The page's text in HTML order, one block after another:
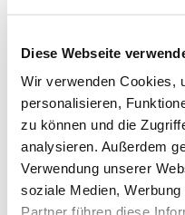
Diese Webseite
Wir verwenden Cookies,
personalisieren,
zu können und die
analysieren. Außerdem
Verwendung unserer
soziale Medien,
Partner führen diese
- individuelle Förderung
- Projektarbeit
- Partizipation
- wöchentliche Waldtage
- religionspädagogische
- Elternangebote
- Feste